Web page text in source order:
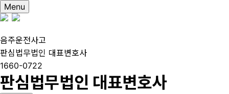
Menu
음주운전사고
판심법무법인 대표변호사
1660-0722
판심법무법인 대표변호사